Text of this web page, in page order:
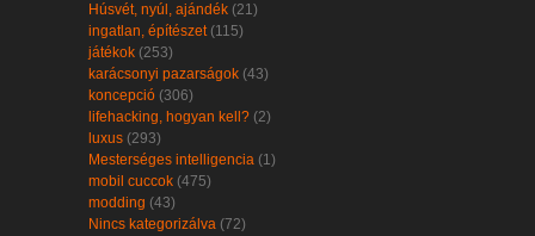
Húsvét, nyúl, ajándék (21)
ingatlan, építészet(115)
játékok (253)
karácsonyi pazarságok (43)
koncepció (306)
lifehacking, hogyan kell? (2)
luxus (293)
Mesterséges intelligencia (1)
mobil cuccok (475)
modding (43)
Nincs kategorizálva (72)